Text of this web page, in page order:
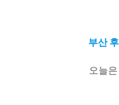
부산
오늘